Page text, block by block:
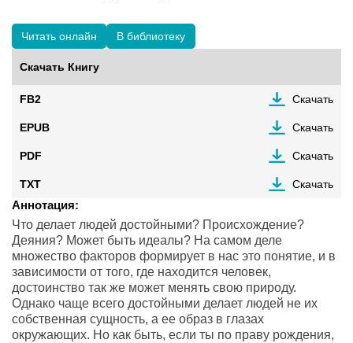
Читать онлайн В библиотеку
Скачать Книгу
FB2 Скачать
EPUB Скачать
PDF Скачать
TXT Скачать
Аннотация:
Что делает людей достойными? Происхождение?
Деяния? Может быть идеалы? На самом деле
множество факторов формирует в нас это понятие, и в
зависимости от того, где находится человек,
достоинство так же может менять свою природу.
Однако чаще всего достойными делает людей не их
собственная сущность, а ее образ в глазах
окружающих. Но как быть, если ты по праву рождения,